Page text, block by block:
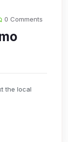
0 Comments
the local